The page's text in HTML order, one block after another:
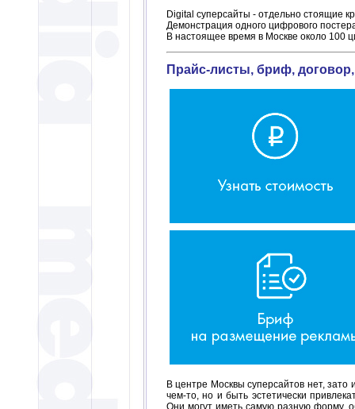
Digital суперсайты - отдельно стоящие
Демонстрация одного цифрового
В настоящее время в Москве около 100
Прайс-листы, бриф,
В центре Москвы суперсайтов нет,
чем-то, но и быть эстетически